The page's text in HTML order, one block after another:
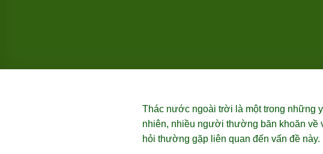
Thác nước ngoài trời là một trong những
nhiên, nhiều người thường băn khoăn về
hỏi thường gặp liên quan đến vấn đề này.